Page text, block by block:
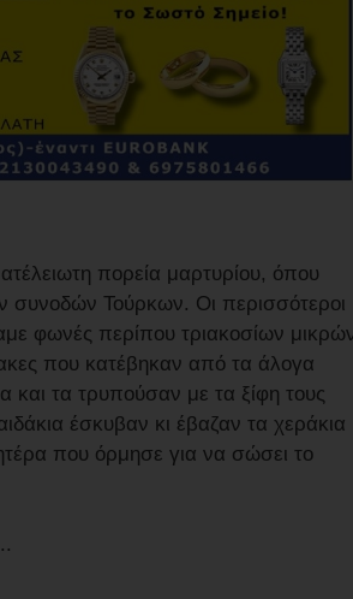
πορεία μαρτυρίου, όπου
συνοδών Τούρκων. Οι περισσότεροι
φωνές περίπου τριακοσίων
που κατέβηκαν από τα άλογα
και τα τρυπούσαν με τα ξίφη τους
έσκυβαν κι έβαζαν τα χεράκια
που όρμησε για να σώσει το